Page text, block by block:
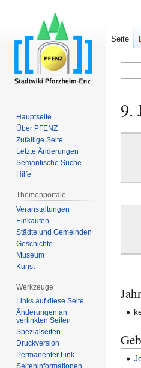
9.
Seite
Hauptseite
Über PFENZ
Zufällige Seite
Letzte Änderungen
Semantische Suche
Hilfe
Themenportale
Veranstaltungen
Einkaufen
Städte und Gemeinden
Geschichte
Museum
Kunst
Werkzeuge
Links auf diese Seite
Änderungen an
verlinkten Seiten
Spezialseiten
Druckversion
Permanenter Link